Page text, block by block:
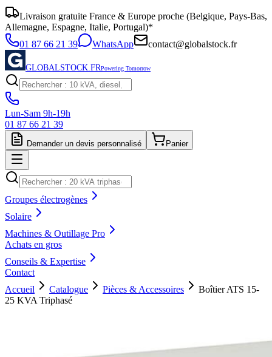
Livraison gratuite France & Europe proche (Belgique, Pays-Bas,
Allemagne, Espagne, Italie, Portugal)*
01 87 66 21 39
WhatsApp contact@globalstock.fr
GLOBALSTOCK.FRPowering Tomorrow
Lun-Sam 9h-19h
01 87 66 21 39
Demander un devis personnalisé Panier
Groupes électrogènes
Solaire
Machines & Outillage Pro
Achats en gros
Conseils & Expertise
Contact
Accueil
Catalogue Pièces & Accessoires
Boîtier ATS 15-
25 KVA Triphasé